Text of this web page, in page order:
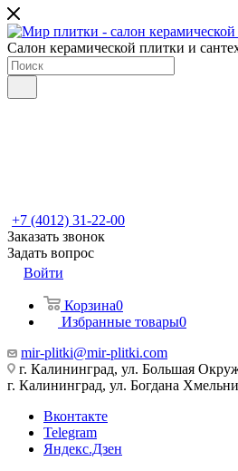
Салон керамической плитки и
+7 (4012) 31-22-00
Заказать звонок
Задать вопрос
Войти
Корзина0
Избранные товары0
mir-plitki@mir-plitki.com
г. Калининград, ул. Большая
г. Калининград, ул. Богдана
Вконтакте
Telegram
Яндекс.Дзен